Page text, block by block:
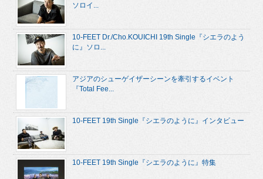
ソロイ...
10-FEET Dr./Cho.KOUICHI 19th Single『シエラのよう
に』ソロ...
アジアのシューゲイザーシーンを牽引するイベント
『Total Fee...
10-FEET 19th Single『シエラのように』インタビュー
10-FEET 19th Single『シエラのように』特集